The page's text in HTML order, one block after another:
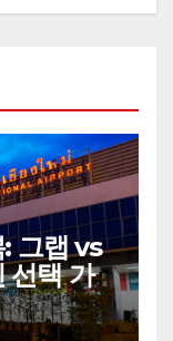
그랩 vs
선택 가